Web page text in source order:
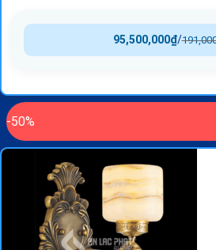
/
95,500,000₫
-50%